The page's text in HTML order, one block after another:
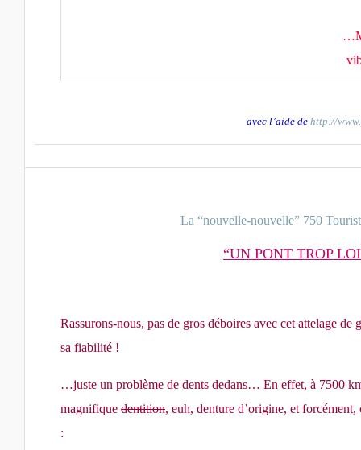
avec l’aide de http://
La “nouvelle-nouvelle” 750
“UN PONT TROP
Rassurons-nous, pas de gros déboires avec cet attelage de
sa fiabilité !
…juste un problème de dents dedans… En effet, à 7500
magnifique dentition, euh, denture d’origine, et
: